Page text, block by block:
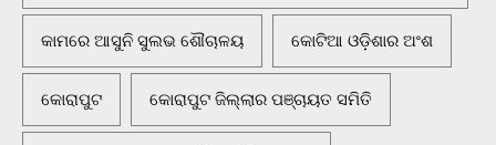
କାମରେ ଆସୁନି ସୁଲଭ ଶୌଚାଳୟ କୋଟିଆ ଓଡ଼ିଶାର ଅଂଶ
କୋରାପୁଟ କୋରାପୁଟ ଜିଲ୍ଲାର ପଞ୍ଚାୟତ ସମିତି